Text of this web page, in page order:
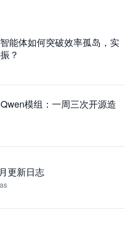
能体如何突破效率孤岛，实
？
模组：一周三次开源造
更新日志